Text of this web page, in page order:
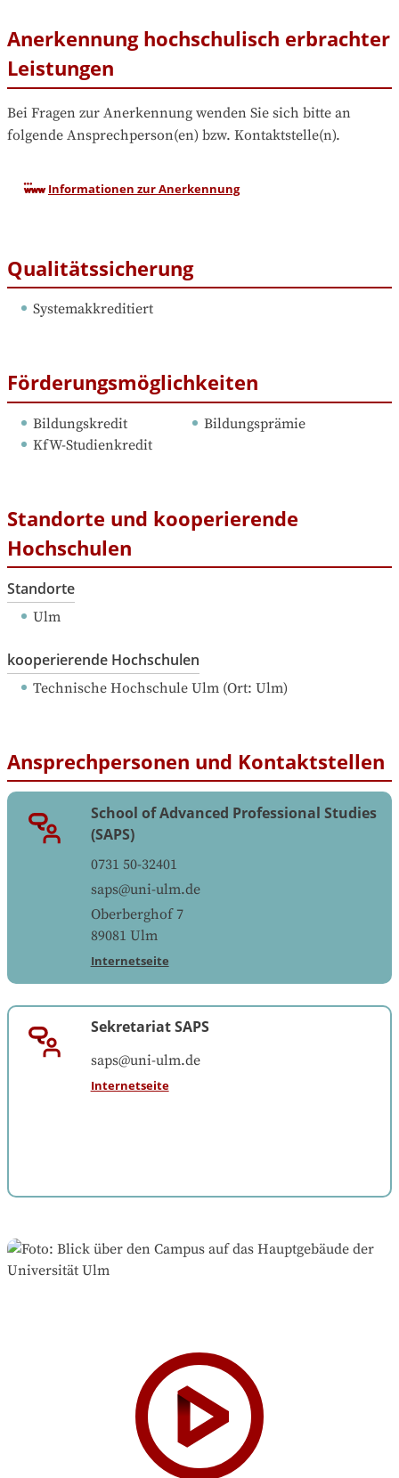
Anerkennung hochschulisch erbrachter
Leistungen
Bei Fragen zur Anerkennung wenden Sie sich bitte an
folgende Ansprechperson(en) bzw. Kontaktstelle(n).
Informationen zur Anerkennung
Qualitätssicherung
Systemakkreditiert
Förderungsmöglichkeiten
Bildungskredit
Bildungsprämie
KfW-Studienkredit
Standorte und kooperierende
Hochschulen
Standorte
Ulm
kooperierende Hochschulen
Technische Hochschule Ulm (Ort: Ulm)
Ansprechpersonen und Kontaktstellen
School of Advanced Professional Studies
(SAPS)
0731 50-32401
saps@uni-ulm.de
Oberberghof 7
89081 Ulm
Internetseite
Sekretariat SAPS
saps@uni-ulm.de
Internetseite